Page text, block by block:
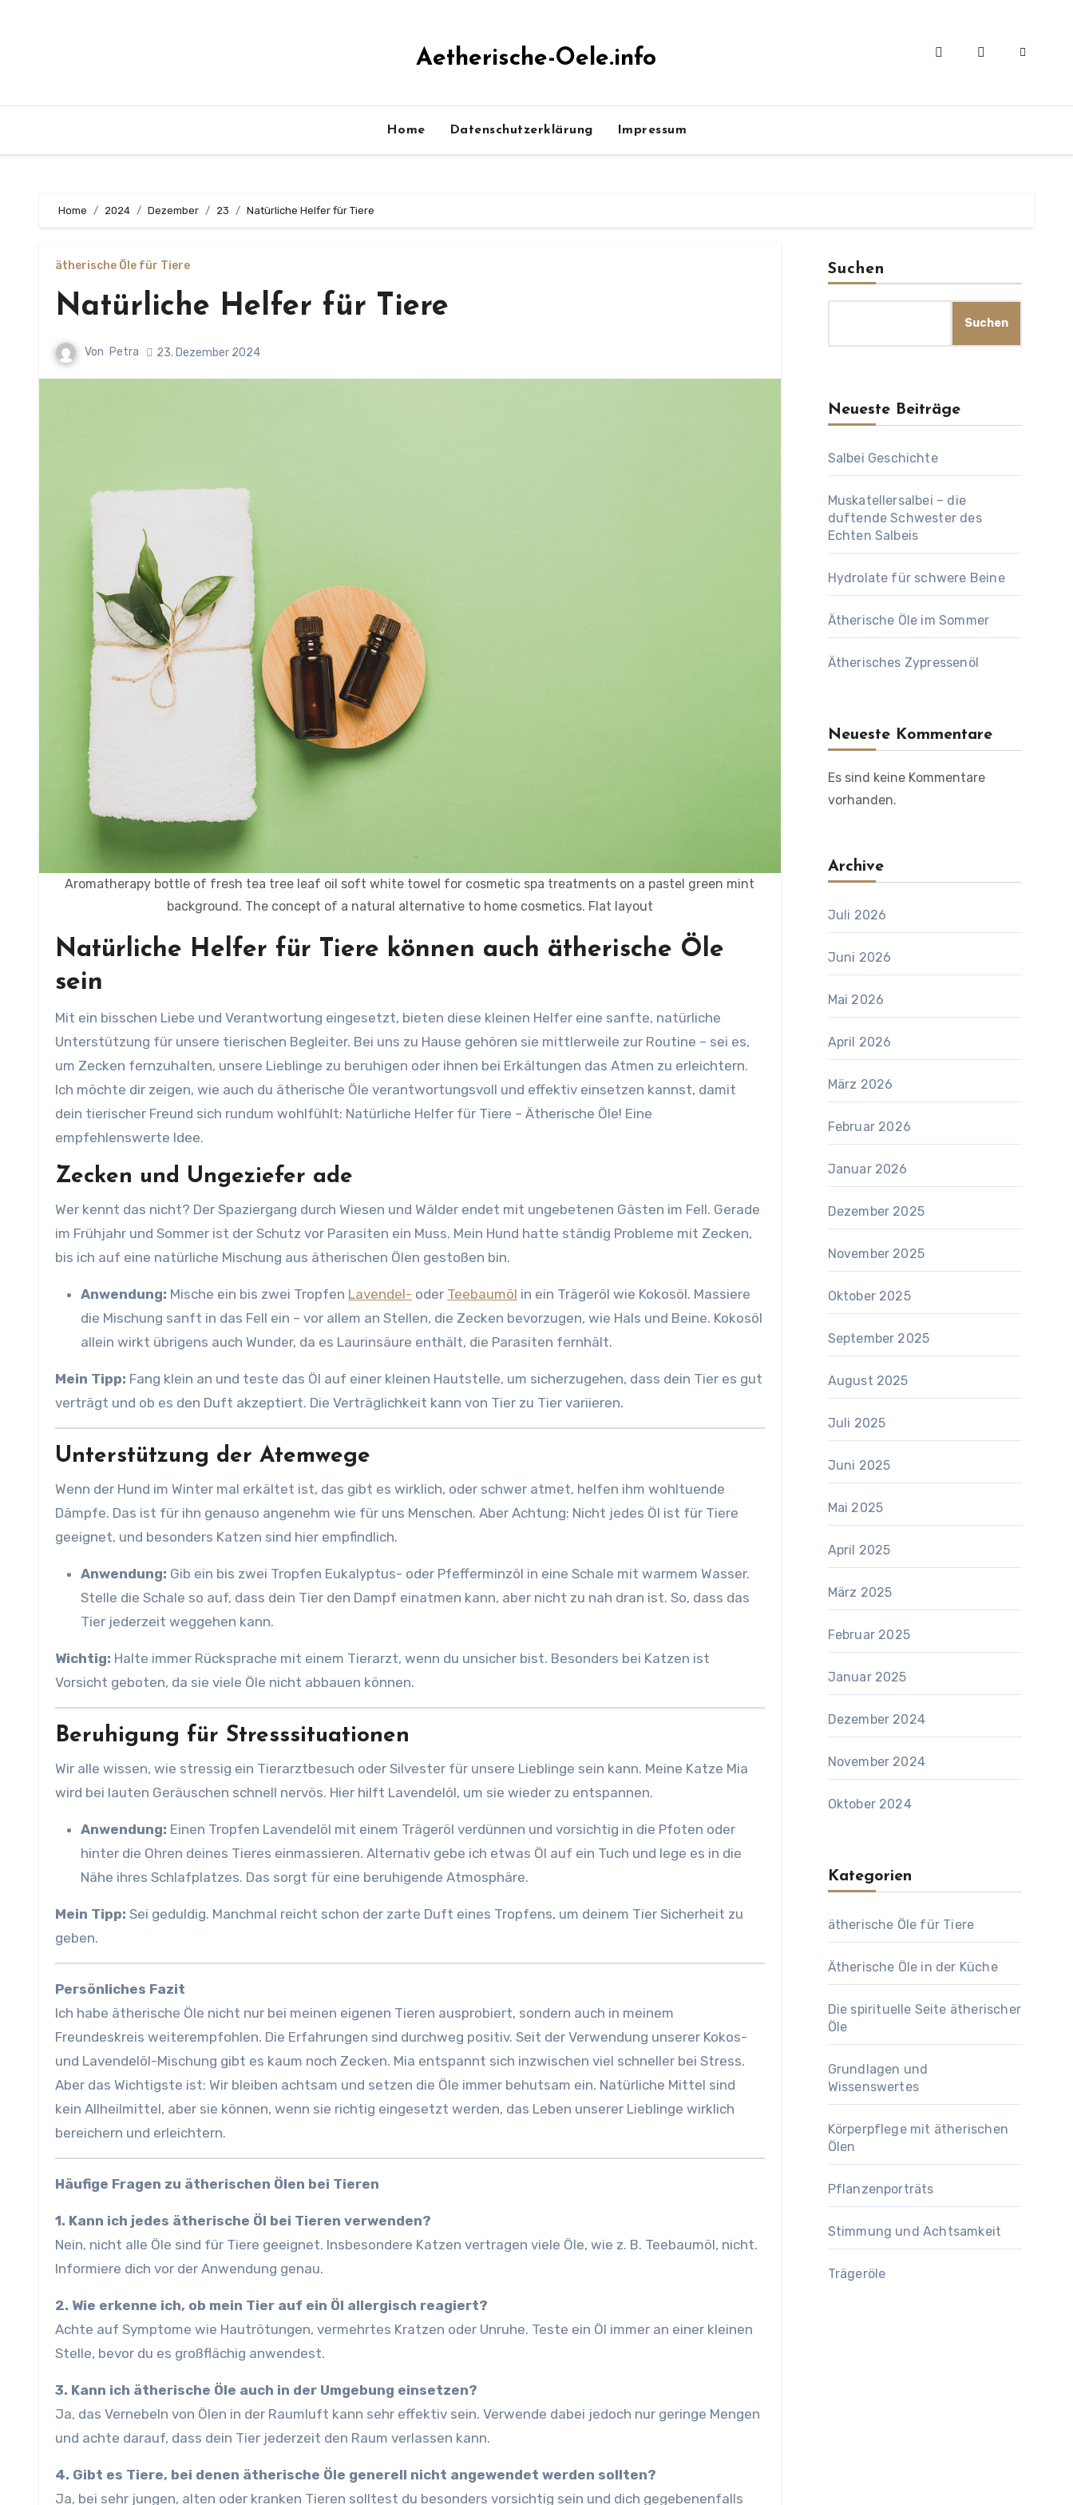
Aetherische-Oele.info
Home Datenschutzerklärung Impressum
Home 2024 Dezember 23 Natürliche Helfer für Tiere
ätherische Öle für Tiere
Natürliche Helfer für Tiere
Von Petra 23. Dezember 2024
Aromatherapy bottle of fresh tea tree leaf oil soft white towel for cosmetic spa treatments on a pastel green mint
background. The concept of a natural alternative to home cosmetics. Flat layout
Natürliche Helfer für Tiere können auch ätherische Öle
sein
Mit ein bisschen Liebe und Verantwortung eingesetzt, bieten diese kleinen Helfer eine sanfte, natürliche
Unterstützung für unsere tierischen Begleiter. Bei uns zu Hause gehören sie mittlerweile zur Routine – sei es,
um Zecken fernzuhalten, unsere Lieblinge zu beruhigen oder ihnen bei Erkältungen das Atmen zu erleichtern.
Ich möchte dir zeigen, wie auch du ätherische Öle verantwortungsvoll und effektiv einsetzen kannst, damit
dein tierischer Freund sich rundum wohlfühlt: Natürliche Helfer für Tiere – Ätherische Öle! Eine
empfehlenswerte Idee.
Zecken und Ungeziefer ade
Wer kennt das nicht? Der Spaziergang durch Wiesen und Wälder endet mit ungebetenen Gästen im Fell. Gerade
im Frühjahr und Sommer ist der Schutz vor Parasiten ein Muss. Mein Hund hatte ständig Probleme mit Zecken,
bis ich auf eine natürliche Mischung aus ätherischen Ölen gestoßen bin.
Anwendung: Mische ein bis zwei Tropfen Lavendel- oder Teebaumöl in ein Trägeröl wie Kokosöl. Massiere
die Mischung sanft in das Fell ein – vor allem an Stellen, die Zecken bevorzugen, wie Hals und Beine. Kokosöl
allein wirkt übrigens auch Wunder, da es Laurinsäure enthält, die Parasiten fernhält.
Mein Tipp: Fang klein an und teste das Öl auf einer kleinen Hautstelle, um sicherzugehen, dass dein Tier es gut
verträgt und ob es den Duft akzeptiert. Die Verträglichkeit kann von Tier zu Tier variieren.
Unterstützung der Atemwege
Wenn der Hund im Winter mal erkältet ist, das gibt es wirklich, oder schwer atmet, helfen ihm wohltuende
Dämpfe. Das ist für ihn genauso angenehm wie für uns Menschen. Aber Achtung: Nicht jedes Öl ist für Tiere
geeignet, und besonders Katzen sind hier empfindlich.
Anwendung: Gib ein bis zwei Tropfen Eukalyptus- oder Pfefferminzöl in eine Schale mit warmem Wasser.
Stelle die Schale so auf, dass dein Tier den Dampf einatmen kann, aber nicht zu nah dran ist. So, dass das
Tier jederzeit weggehen kann.
Wichtig: Halte immer Rücksprache mit einem Tierarzt, wenn du unsicher bist. Besonders bei Katzen ist
Vorsicht geboten, da sie viele Öle nicht abbauen können.
Beruhigung für Stresssituationen
Wir alle wissen, wie stressig ein Tierarztbesuch oder Silvester für unsere Lieblinge sein kann. Meine Katze Mia
wird bei lauten Geräuschen schnell nervös. Hier hilft Lavendelöl, um sie wieder zu entspannen.
Anwendung: Einen Tropfen Lavendelöl mit einem Trägeröl verdünnen und vorsichtig in die Pfoten oder
hinter die Ohren deines Tieres einmassieren. Alternativ gebe ich etwas Öl auf ein Tuch und lege es in die
Nähe ihres Schlafplatzes. Das sorgt für eine beruhigende Atmosphäre.
Mein Tipp: Sei geduldig. Manchmal reicht schon der zarte Duft eines Tropfens, um deinem Tier Sicherheit zu
geben.
Persönliches Fazit
Ich habe ätherische Öle nicht nur bei meinen eigenen Tieren ausprobiert, sondern auch in meinem
Freundeskreis weiterempfohlen. Die Erfahrungen sind durchweg positiv. Seit der Verwendung unserer Kokos-
und Lavendelöl-Mischung gibt es kaum noch Zecken. Mia entspannt sich inzwischen viel schneller bei Stress.
Aber das Wichtigste ist: Wir bleiben achtsam und setzen die Öle immer behutsam ein. Natürliche Mittel sind
kein Allheilmittel, aber sie können, wenn sie richtig eingesetzt werden, das Leben unserer Lieblinge wirklich
bereichern und erleichtern.
Häufige Fragen zu ätherischen Ölen bei Tieren
1. Kann ich jedes ätherische Öl bei Tieren verwenden?
Nein, nicht alle Öle sind für Tiere geeignet. Insbesondere Katzen vertragen viele Öle, wie z. B. Teebaumöl, nicht.
Informiere dich vor der Anwendung genau.
2. Wie erkenne ich, ob mein Tier auf ein Öl allergisch reagiert?
Achte auf Symptome wie Hautrötungen, vermehrtes Kratzen oder Unruhe. Teste ein Öl immer an einer kleinen
Stelle, bevor du es großflächig anwendest.
3. Kann ich ätherische Öle auch in der Umgebung einsetzen?
Ja, das Vernebeln von Ölen in der Raumluft kann sehr effektiv sein. Verwende dabei jedoch nur geringe Mengen
und achte darauf, dass dein Tier jederzeit den Raum verlassen kann.
4. Gibt es Tiere, bei denen ätherische Öle generell nicht angewendet werden sollten?
Ja, bei sehr jungen, alten oder kranken Tieren solltest du besonders vorsichtig sein und dich gegebenenfalls
Suchen
Suchen
Neueste Beiträge
Salbei Geschichte
Muskatellersalbei – die
duftende Schwester des
Echten Salbeis
Hydrolate für schwere Beine
Ätherische Öle im Sommer
Ätherisches Zypressenöl
Neueste Kommentare
Es sind keine Kommentare
vorhanden.
Archive
Juli 2026
Juni 2026
Mai 2026
April 2026
März 2026
Februar 2026
Januar 2026
Dezember 2025
November 2025
Oktober 2025
September 2025
August 2025
Juli 2025
Juni 2025
Mai 2025
April 2025
März 2025
Februar 2025
Januar 2025
Dezember 2024
November 2024
Oktober 2024
Kategorien
ätherische Öle für Tiere
Ätherische Öle in der Küche
Die spirituelle Seite ätherischer
Öle
Grundlagen und
Wissenswertes
Körperpflege mit ätherischen
Ölen
Pflanzenporträts
Stimmung und Achtsamkeit
Trägeröle